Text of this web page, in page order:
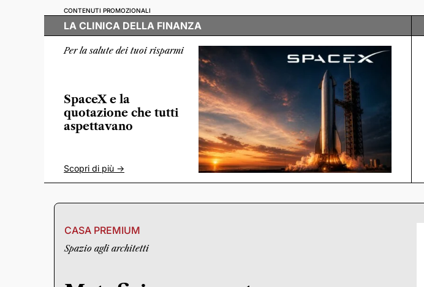
CONTENUTI PROMOZIONALI
LA CLINICA DELLA FINANZA
Per la salute dei tuoi risparmi
SpaceX e la
quotazione che tutti
aspettavano
Scopri di più ->
CASA PREMIUM
Spazio agli architetti